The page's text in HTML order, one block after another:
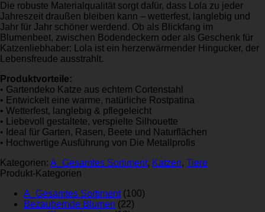
Die robuste Materialqualität sorgt dafür, dass Lola zu jeder
Jahreszeit draußen bleiben kann – wetterfest, langlebig und
Jahr für Jahr schöner werdend. Ob als Blickfang im
Blumenbeet, zwischen Bodendeckern oder als Geschenk für
Katzenliebhaber: Lola ist ein herzerwärmender Hingucker, der
Lebensfreude ausstrahlt.
Produktvorteile:
• Gartendeko Katze aus echtem Cortenstahl
• Entwickelt eine warme, natürliche Rostpatina
• Wetterfest, langlebig & pflegeleicht
• Liebevoll gestaltete, verspielte Silhouette
• Ideal für Garten, Rasen, Beete und Naturflächen
• Hochwertige Ausführung von Die Metallprofis
Kategorien: A_Gesamtes Sortiment, Katzen, Tiere
Produkt-Kategorien
A_Gesamtes Sortiment (100)
Bezaubernde Blumen (22)